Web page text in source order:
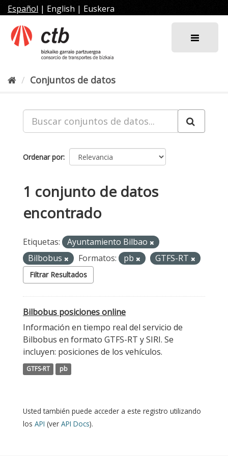
al
contenido
Español | English | Euskera
Conjuntos de datos
Ordenar por
1 conjunto de datos
encontrado
Etiquetas:
Ayuntamiento Bilbao
Bilbobus
Formatos: pb GTFS-RT
Filtrar Resultados
Bilbobus posiciones online
Información en tiempo real del servicio de
Bilbobus en formato GTFS-RT y SIRI. Se
incluyen: posiciones de los vehículos.
GTFS-RT pb
Usted también puede acceder a este registro utilizando
los API (ver API Docs).